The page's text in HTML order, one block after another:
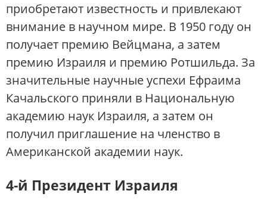
приобретают известность и привлекают
внимание в научном мире. В 1950 году он
получает премию Вейцмана, а затем
премию Израиля и премию Ротшильда. За
значительные научные успехи Ефраима
Качальского приняли в Национальную
академию наук Израиля, а затем он
получил приглашение на членство в
Американской академии наук.
4-й Президент Израиля